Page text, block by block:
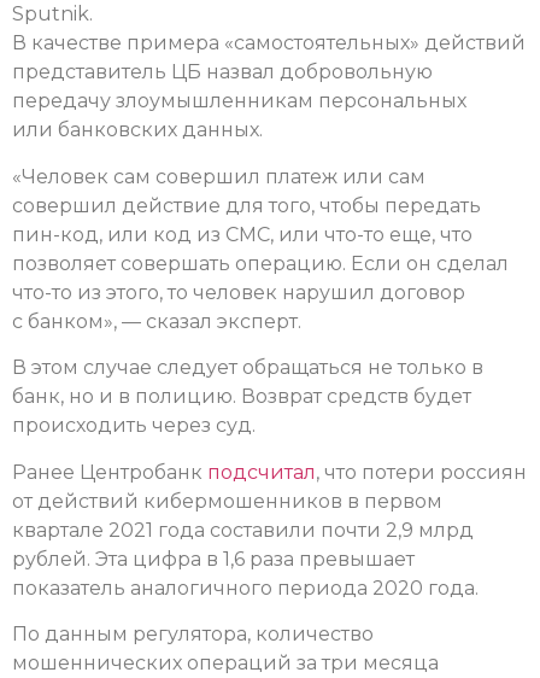
Sputnik.
В качестве примера «самостоятельных» действий
представитель ЦБ назвал добровольную
передачу злоумышленникам персональных
или банковских данных.
«Человек сам совершил платеж или сам
совершил действие для того, чтобы передать
пин-код, или код из СМС, или что-то еще, что
позволяет совершать операцию. Если он сделал
что-то из этого, то человек нарушил договор
с банком», — сказал эксперт.
В этом случае следует обращаться не только в
банк, но и в полицию. Возврат средств будет
происходить через суд.
Ранее Центробанк подсчитал, что потери россиян
от действий кибермошенников в первом
квартале 2021 года составили почти 2,9 млрд
рублей. Эта цифра в 1,6 раза превышает
показатель аналогичного периода 2020 года.
По данным регулятора, количество
мошеннических операций за три месяца